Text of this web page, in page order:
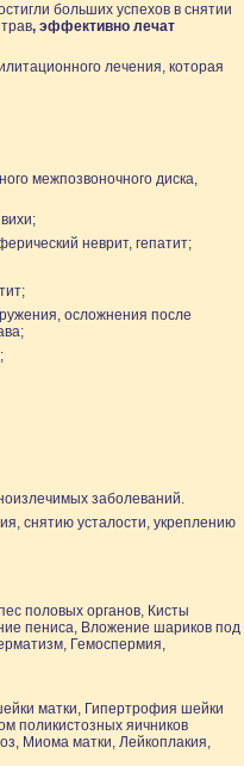
больших успехов в снятии
, эффективно лечат
лечения, которая
межпозвоночного диска,
неврит, гепатит;
осложнения после
заболеваний.
снятию усталости, укреплению
половых органов, Кисты
пениса, Вложение шариков под
Гемоспермия,
матки, Гипертрофия шейки
поликистозных яичников
Миома матки, Лейкоплакия,